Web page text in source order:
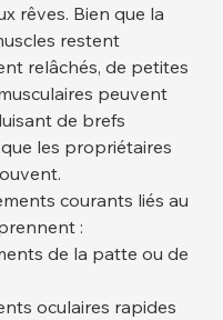
rêves. Bien que la
restent
relâchés, de petites
peuvent
de brefs
les propriétaires
courants liés au
:
de la patte ou de
oculaires rapides